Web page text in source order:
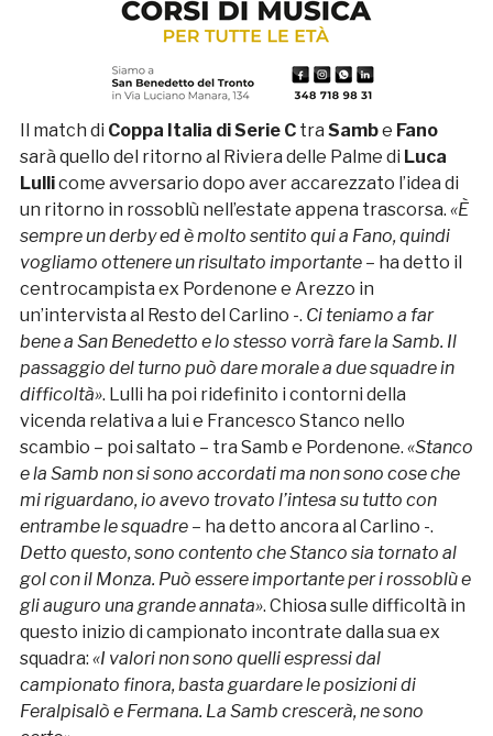
Il match di Coppa Italia di Serie Ctra Sambe Fano
sarà quello del ritorno al Riviera delle Palme di Luca
Lullicome avversario dopo aver accarezzato l’idea di
un ritorno in rossoblù nell’estate appena trascorsa. «È
sempre un derby ed è molto sentito qui a Fano, quindi
vogliamo ottenere un risultato importante– ha detto il
centrocampista ex Pordenone e Arezzo in
un’intervista al Resto del Carlino -. Ci teniamo a far
bene a San Benedetto e lo stesso vorrà fare la Samb. Il
passaggio del turno può dare morale a due squadre in
difficoltà». Lulli ha poi ridefinito i contorni della
vicenda relativa a lui e Francesco Stanco nello
scambio – poi saltato – tra Samb e Pordenone. «Stanco
e la Samb non si sono accordati ma non sono cose che
mi riguardano, io avevo trovato l’intesa su tutto con
entrambe le squadre– ha detto ancora al Carlino -.
Detto questo, sono contento che Stanco sia tornato al
gol con il Monza. Può essere importante per i rossoblù e
gli auguro una grande annata». Chiosa sulle difficoltà in
questo inizio di campionato incontrate dalla sua ex
squadra: «I valori non sono quelli espressi dal
campionato finora, basta guardare le posizioni di
Feralpisalò e Fermana. La Samb crescerà, ne sono